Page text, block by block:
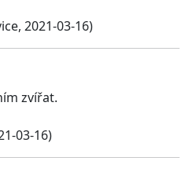
2021-03-16)
zvířat.
03-16)